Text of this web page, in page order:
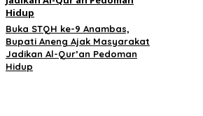
Buka STQH ke-9 Anambas,
Bupati Aneng Ajak Masyarakat
Jadikan Al-Qur’an Pedoman
Hidup